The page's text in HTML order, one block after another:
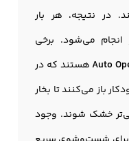
در نتیجه، هر بار
انجام می‌شود. برخی
Autoهستند که در
باز می‌کنند تا بخار
خشک شوند. وجود